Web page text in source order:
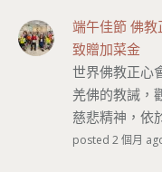
端午佳節 佛
致贈加菜金
世界佛教正心
羌佛的教誡，
慈悲精神，依
posted 2 個月